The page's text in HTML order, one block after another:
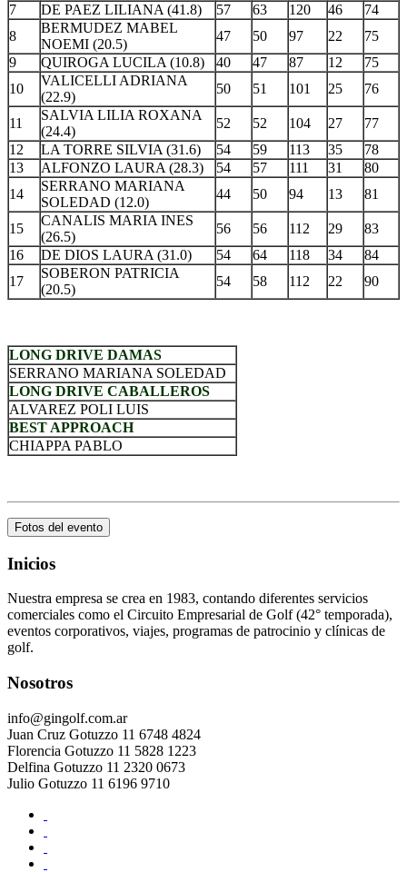
7
DE PAEZ LILIANA (41.8) 57 63 120 46
74
8
BERMUDEZ MABEL
NOEMI (20.5)
47 50 97 22
75
9
QUIROGA LUCILA (10.8) 40 47 87 12
75
10
VALICELLI ADRIANA
(22.9)
50 51 101 25 76
11
SALVIA LILIA ROXANA
(24.4)
52 52 104 27
77
12
LA TORRE SILVIA (31.6) 54 59 113 35
78
13
ALFONZO LAURA (28.3) 54 57 111 31
80
14
SERRANO MARIANA
SOLEDAD (12.0)
44 50 94 13 81
15
CANALIS MARIA INES
(26.5)
56 56 112 29
83
16
DE DIOS LAURA (31.0) 54 64 118 34
84
17
SOBERON PATRICIA
(20.5)
54 58 112 22 90
LONG DRIVE DAMAS
SERRANO MARIANA SOLEDAD
LONG DRIVE CABALLEROS
ALVAREZ POLI LUIS
BEST APPROACH
CHIAPPA PABLO
Fotos del evento
Inicios
Nuestra empresa se crea en 1983, contando diferentes servicios
comerciales como el Circuito Empresarial de Golf (42° temporada),
eventos corporativos, viajes, programas de patrocinio y clínicas de
golf.
Nosotros
info@gingolf.com.ar
Juan Cruz Gotuzzo 11 6748 4824
Florencia Gotuzzo 11 5828 1223
Delfina Gotuzzo 11 2320 0673
Julio Gotuzzo 11 6196 9710